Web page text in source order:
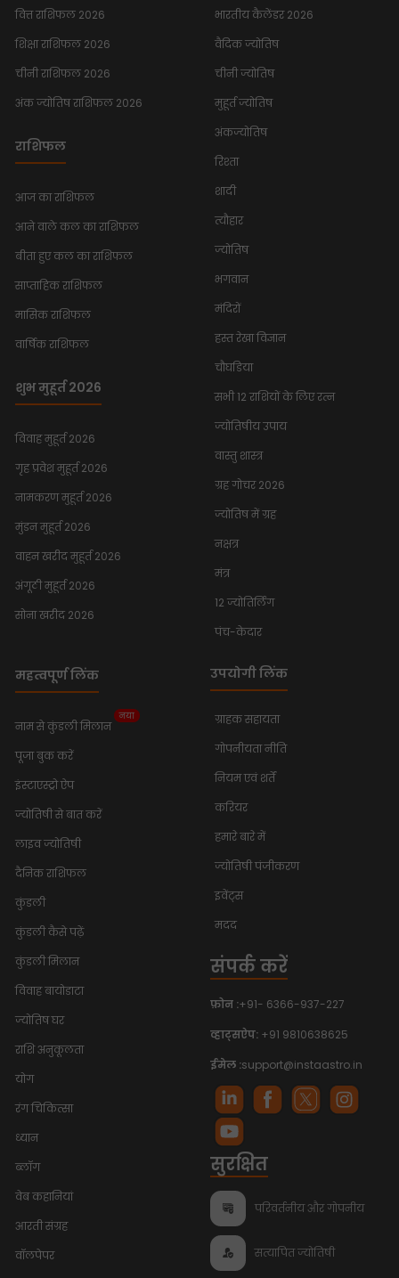
वित्त राशिफल 2026
शिक्षा राशिफल 2026
चीनी राशिफल 2026
अंक ज्योतिष राशिफल 2026
राशिफल
आज का राशिफल
आने वाले कल का राशिफल
बीता हुए कल का राशिफल
साप्ताहिक राशिफल
मासिक राशिफल
वार्षिक राशिफल
शुभ मुहूर्त 2026
विवाह मुहूर्त 2026
गृह प्रवेश मुहूर्त 2026
नामकरण मुहूर्त 2026
मुंडन मुहूर्त 2026
वाहन खरीद मुहूर्त 2026
अंगूठी मुहूर्त 2026
सोना खरीद 2026
भारतीय कैलेंडर 2026
वैदिक ज्योतिष
चीनी ज्योतिष
मुहूर्त ज्योतिष
अंकज्योतिष
रिश्ता
शादी
त्यौहार
ज्योतिष
भगवान
मंदिरों
हस्त रेखा विज्ञान
चौघडिया
सभी 12 राशियों के लिए रत्न
ज्योतिषीय उपाय
वास्तु शास्त्र
ग्रह गोचर 2026
ज्योतिष में ग्रह
नक्षत्र
मंत्र
12 ज्योतिर्लिंग
पंच-केदार
महत्वपूर्ण लिंक
नाम से कुंडली मिलान
नया
पूजा बुक करें
इंस्टाएस्ट्रो ऐप
ज्योतिषी से बात करें
लाइव ज्योतिषी
दैनिक राशिफल
कुंडली
कुंडली कैसे पढ़ें
कुंडली मिलान
विवाह बायोडाटा
ज्योतिष घर
राशि अनुकूलता
योग
रंग चिकित्सा
ध्यान
ब्लॉग
वेब कहानियां
आरती संग्रह
वॉलपेपर
उपयोगी लिंक
ग्राहक सहायता
गोपनीयता नीति
नियम एवं शर्तें
करियर
हमारे बारे में
ज्योतिषी पंजीकरण
इवेंट्स
मदद
संपर्क करें
फ़ोन :+91- 6366-937-227
व्हाट्सऐप: +91 9810638625
ईमेल :support@instaastro.in
सुरक्षित
परिवर्तनीय और गोपनीय
सत्यापित ज्योतिषी